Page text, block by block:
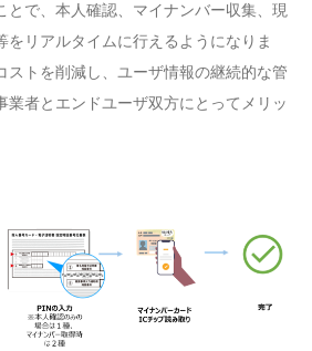
で、本人確認、マイナンバー収集、現
をリアルタイムに行えるようになりま
ストを削減し、ユーザ情報の継続的な管
業者とエンドユーザ双方にとってメリッ